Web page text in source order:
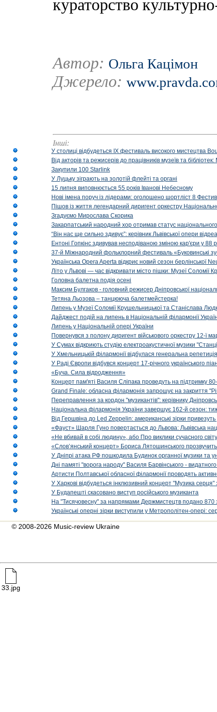
Автор: Ольга Кацімон
Джерело:
Інші:
У столиці відбудеться IX фестиваль високого мистецтва
Від акторів та режисерів до працівників музеїв та
Закупили 100 Starlink
У Луцьку зіграють на золотій флейті та органі
15 липня виповнюється 55 років Іванові Небесному
Нові імена поруч із лідерами: оголошено шортліст 8
Пішов із життя легендарний диригент оркестру
Згадуємо Мирослава Скорика
Закарпатський народний хор отримав статус національного
“Він нас ще сильно здивує”: керівник Львівської опери
Ентоні Гопкінс здивував несподіваною зміною кар'єри у 88
37-й Міжнародний фольклорний фестиваль «Буковинські
Українська Opera Aperta відкриє новий сезон берлінської
Літо у Львові — час відкривати місто пішки: Музеї Соломії
Головна балетна подія осені
Максим Булгаков - головний режисер Дніпровської
Тетяна Льозова – танцююча балетмейстерка!
Липень у Музеї Соломії Крушельницької та Станіслава
Дайджест подій на липень в Національній філармонії
Липень у Національній опері України
Повернувся з полону диригент військового оркестру 12-ї
У Сумах відкриють студію електроакустичної музики
У Хмельницькій філармонії відбулася генеральна
У Раді Європи відбувся концерт 17-річного українського
«Буча. Сила відродження»
Концерт пам'яті Василя Сліпака проведуть на підтримку
Grand Finale: обласна філармонія запрошує на закриття
Переправлення за кордон "музикантів": керівнику
Національна філармонія України завершує 162-й сезон:
Від Гершвіна до Led Zeppelin: американські зірки
«Фауст» Шарля Гуно повертається до Львова: Львівська
«Не вбивай в собі людину», або Про виклики сучасного світу
«Слов’янський концерт» Бориса Лятошинського
У Дніпрі атака РФ пошкодила Будинок органної музики та
Дні памяті "ворога народу" Василя Барвінського -
Артисти Полтавської обласної філармонії проводять
У Харкові відбудеться інклюзивний концерт "Музика
У Будапешті скасовано виступ російського музиканта
На "Тисячовесну" за напрямами Держмистецтв подано 870
Українські оперні зірки виступили у Метрополітен-опері:
© 2008-2026 Music-review Ukraine
33.jpg